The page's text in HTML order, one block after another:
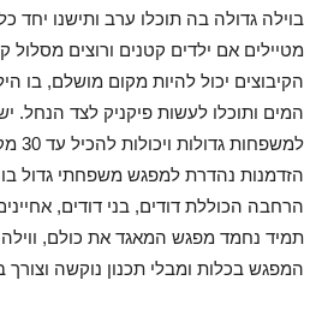
בוילה גדולה בה תוכלו ערב ותישנו
מטיילים אם ילדים קטנים ורוצים מסלול
הקיבוצים יכול להיות מקום מושלם, בו
המים ותוכלו לעשות פיקניק לצד הנחל.
הזדמנות נהדרת למפגש משפחתי גדול
הרחבה הכוללת דודים, בני דודים,
תמיד נחמד מפגש המאגד את כולם,
המפגש בכלות ומבלי תכנון נוקשה